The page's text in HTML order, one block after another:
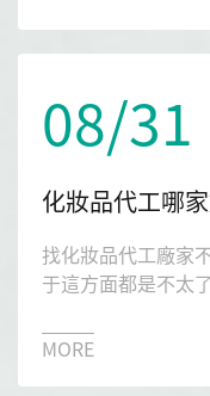
08/31
找化妝品代工廠家
于這方面都是不太
好？今天本文就給
MORE